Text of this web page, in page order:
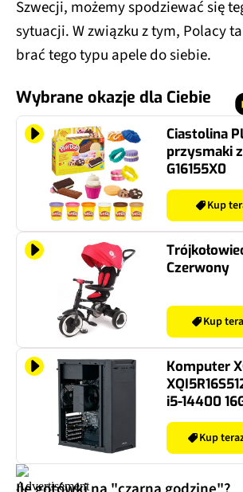
Szwecji, możemy spodziewać się
sytuacji. W związku z tym, Polacy
brać tego typu apele do siebie.
Wybrane okazje dla Ciebie
Ciastolina
przysmaki
G16155X0
Kup
Czerwony
Kup
Komputer
i5-14400
SSD Wi-Fi
Kup